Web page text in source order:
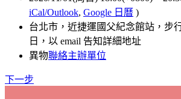
iCal/Outlook, Google 日曆 )
台北市，近捷運國父紀念館站，步
日，以 email 告知詳細地址
異物聯絡主辦單位
下一步